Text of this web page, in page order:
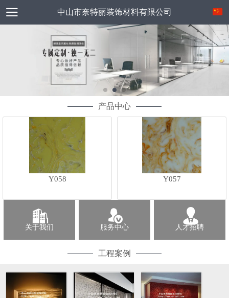
中山市奈特丽装饰材料有限公司
产品中心
Y058 Y057
关于我们 服务中心 人才招聘
工程案例